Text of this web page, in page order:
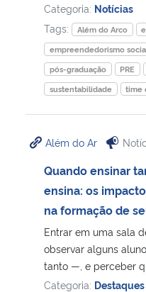
Categoria: Notícias
Tags:
Além do Arco
empreendedorismo
pós-graduação
PRE
sustentabilidade
time
Além do Ar
Quando ensinar
ensina: os
na formação de
Entrar em uma sala
observar alguns
tanto —, e perceber
Categoria: Destaques